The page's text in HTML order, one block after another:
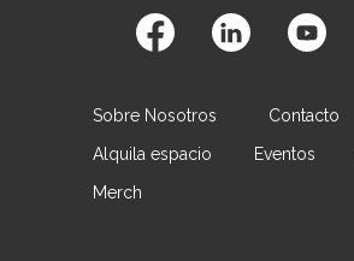
Sobre Nosotros
Alquila espacio Eventos
Contacto
Merch